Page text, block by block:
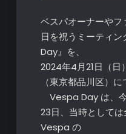
ベスパオーナーや
日を祝うミーティ
Day』を、
2024年4月21日（日
（東京都品川区）に
Vespa Day は、
23日、当時として
Vespa の